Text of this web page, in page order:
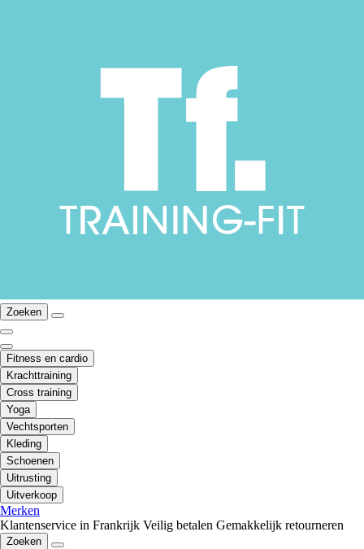
Zoeken
Fitness en cardio
Krachttraining
Cross training
Yoga
Vechtsporten
Kleding
Schoenen
Uitrusting
Uitverkoop
Merken
Klantenservice in Frankrijk Veilig betalen Gemakkelijk retourneren
Zoeken